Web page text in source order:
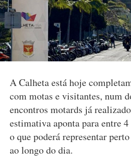
A Calheta está hoje
com motas e visitantes, num
encontros motards já
estimativa aponta para entre
o que poderá representar
ao longo do dia.